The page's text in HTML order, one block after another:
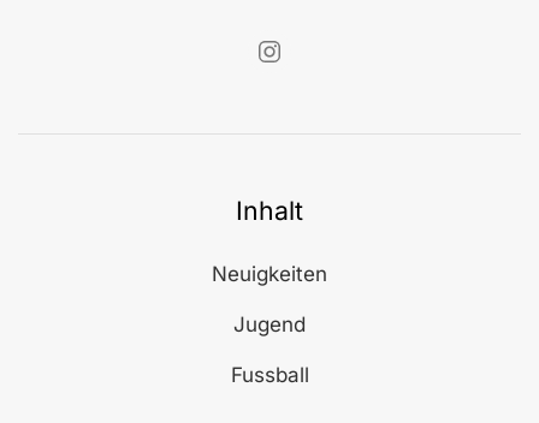
Inhalt
Neuigkeiten
Jugend
Fussball